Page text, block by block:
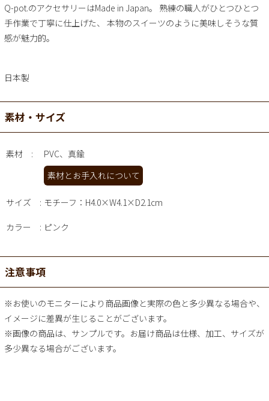
Q-pot.のアクセサリーはMade in Japan。 熟練の職人がひとつひとつ
手作業で丁寧に仕上げた、 本物のスイーツのように美味しそうな質
感が魅力的。
日本製
素材・サイズ
素材
PVC、真鍮
素材とお手入れについて
サイズ モチーフ：H4.0×W4.1×D2.1cm
カラー ピンク
注意事項
※お使いのモニターにより商品画像と実際の色と多少異なる場合や、
イメージに差異が生じることがございます。
※画像の商品は、サンプルです。お届け商品は仕様、加工、サイズが
多少異なる場合がございます。